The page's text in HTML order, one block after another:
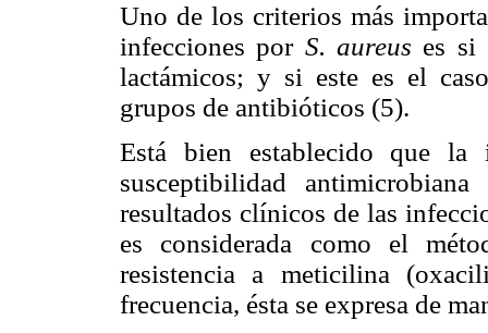
Uno de los criterios más
infecciones por S. aureus es si
lactámicos; y si este es el
grupos de antibióticos (5).
Está bien establecido que la
susceptibilidad
resultados clínicos de las
es considerada como el
resistencia a meticilina
frecuencia, ésta se expresa de